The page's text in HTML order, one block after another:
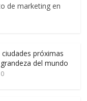
de marketing en
próximas
del mundo
0